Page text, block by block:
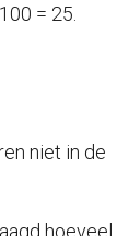
= 25.
niet in de
hoeveel